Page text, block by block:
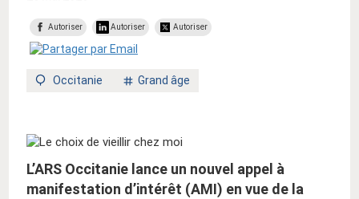
Autoriser Autoriser Autoriser
Territoire
Occitanie
Mot
Grand âge
L’ARS Occitanie lance un nouvel appel à
manifestation d’intérêt (AMI) en vue de la